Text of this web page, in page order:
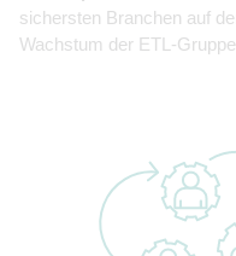
sichersten Branchen auf
Wachstum der ETL-